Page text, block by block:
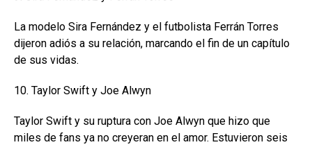
La modelo Sira Fernández y el futbolista Ferrán Torres
dijeron adiós a su relación, marcando el fin de un capítulo
de sus vidas.
10. Taylor Swift y Joe Alwyn
Taylor Swift y su ruptura con Joe Alwyn que hizo que
miles de fans ya no creyeran en el amor. Estuvieron seis